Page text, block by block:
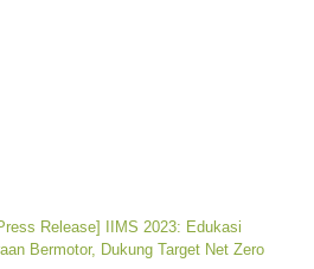
Release] IIMS 2023: Edukasi
Bermotor, Dukung Target Net Zero